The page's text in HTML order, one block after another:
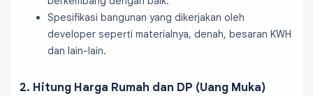
Spesifikasi bangunan yang dikerjakan oleh
developer seperti materialnya, denah, besaran KWH
dan lain-lain.
2. Hitung Harga Rumah dan DP (Uang Muka)